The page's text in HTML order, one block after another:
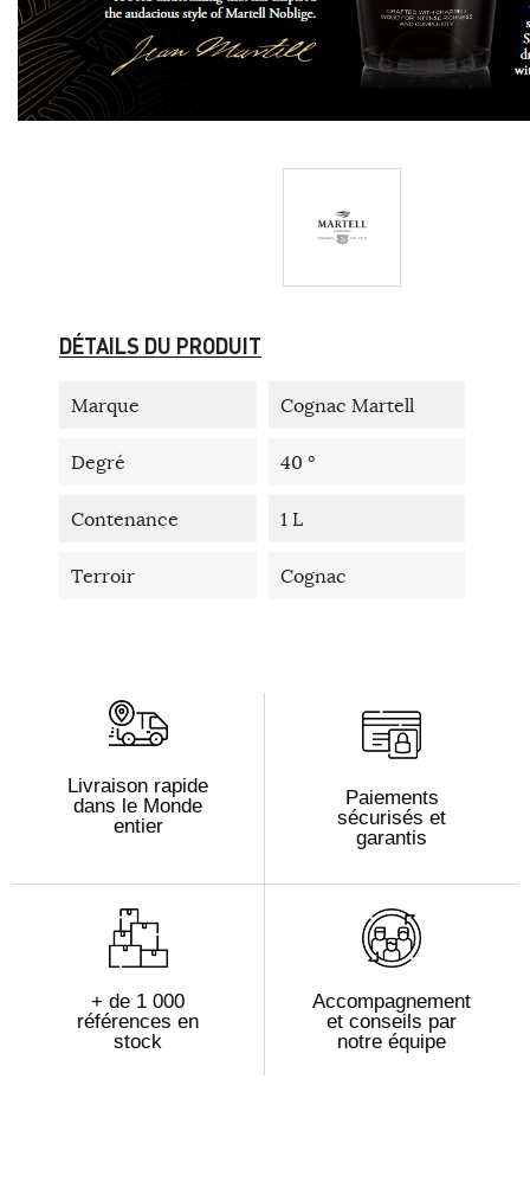
DÉTAILS DU PRODUIT
Marque Cognac Martell
Degré 40 °
Contenance 1 L
Terroir Cognac
Livraison rapide
dans le Monde
entier
Paiements
sécurisés et
garantis
+ de 1 000
références en
stock
Accompagnement
et conseils par
notre équipe